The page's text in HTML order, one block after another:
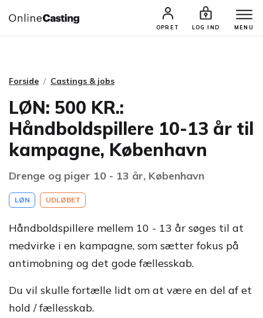
OPRET LOG IND MENU
CASTINGS & JOBS SØG PROFIL
Forside Castings & jobs
LØN: 500 KR.:
Håndboldspillere 10-13 år til
kampagne, København
Drenge og piger 10 - 13 år, København
LØN UDLØBET
Håndboldspillere mellem 10 - 13 år søges til at
medvirke i en kampagne, som sætter fokus på
antimobning og det gode fællesskab.
Du vil skulle fortælle lidt om at være en del af et
hold / fællesskab.